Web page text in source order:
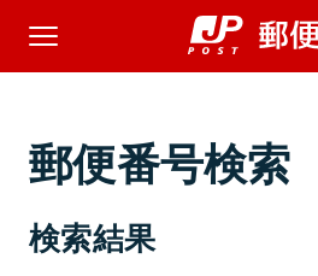
郵便番号検索
検索結果